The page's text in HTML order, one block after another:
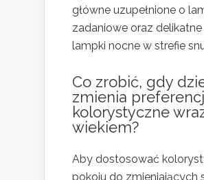
główne uzupełnione o
zadaniowe oraz delikatne
lampki nocne w strefie
Co zrobić, gdy
zmienia
kolorystyczne
wiekiem?
Aby dostosować
pokoju do zmieniających